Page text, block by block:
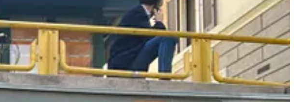
Reale Group. Trenta persone cariche, un business game serrato e colloqui individuali per